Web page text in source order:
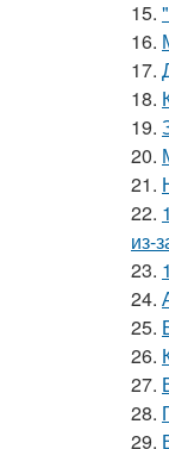
15.
16.
17.
18.
19.
20.
21.
22.
из-
23.
24.
25.
26.
27.
28.
29.